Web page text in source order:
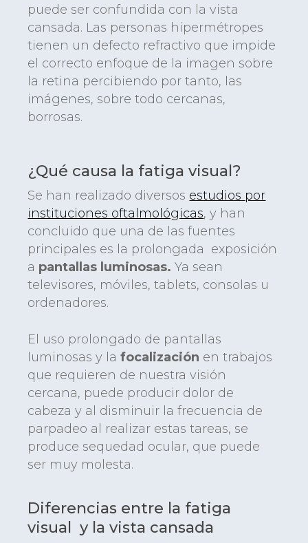
puede ser confundida con la vista
cansada. Las personas hipermétropes
tienen un defecto refractivo que impide
el correcto enfoque de la imagen sobre
la retina percibiendo por tanto, las
imágenes, sobre todo cercanas,
borrosas.
¿Qué causa la fatiga visual?
Se han realizado diversos estudios por
instituciones oftalmológicas, y han
concluido que una de las fuentes
principales es la prolongada exposición
a pantallas luminosas. Ya sean
televisores, móviles, tablets, consolas u
ordenadores.
El uso prolongado de pantallas
luminosas y lafocalización en trabajos
que requieren de nuestra visión
cercana, puede producir dolor de
cabeza y al disminuir la frecuencia de
parpadeo al realizar estas tareas, se
produce sequedad ocular, que puede
ser muy molesta.
Diferencias entre la fatiga
visual y la vista cansada